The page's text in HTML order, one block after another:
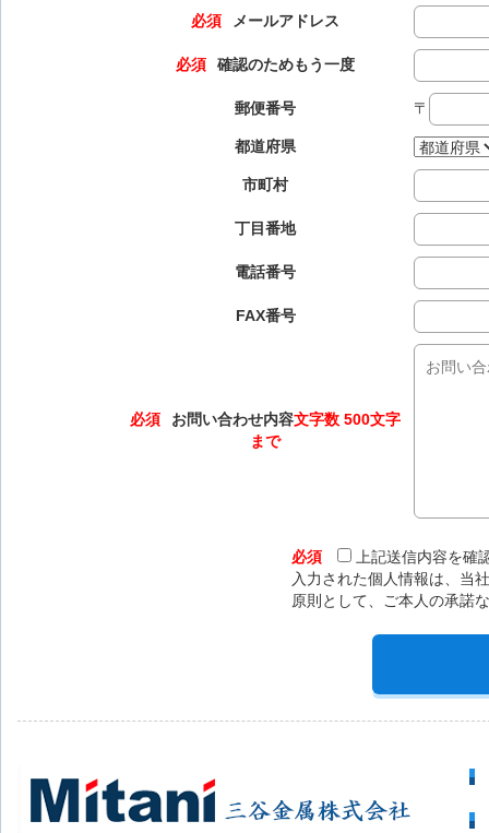
必須 メールアドレス
必須 確認のためもう一度
郵便番号 〒
都道府県
市町村
丁目番地
電話番号
FAX番号
必須 お問い合わせ内容文字数 500文字
まで
必須
上記送信内容を確
入力された個人情報は、当
原則として、ご本人の承諾